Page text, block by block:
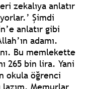
zekalıya anlatır
Şimdi
anlatır gibi
adamı.
Bu memlekette
265 bin lira. Yani
okula öğrenci
lazım. Memurlar